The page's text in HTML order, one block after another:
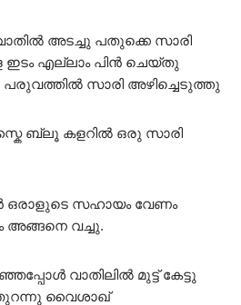
അടച്ചു പതുക്കെ സാരി
ഇടം എല്ലാം പിൻ ചെയ്തു
പരുവത്തിൽ സാരി അഴിച്ചെടുത്തു
ബ്ലൂ കളറിൽ ഒരു സാരി
ഒരാളുടെ സഹായം വേണം
വച്ചു.
വാതിലിൽ മുട്ട് കേട്ടു
വൈശാഖ്